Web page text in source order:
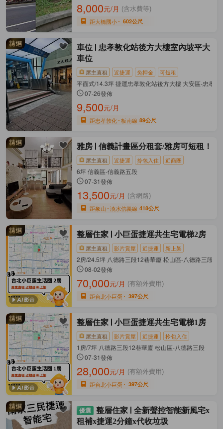
8,000元/月 (含水費等)
距大橋國小 602公尺
車位
忠孝敦化站後方大樓室內坡平大
車位
屋主直租 近捷運 免押金 可短租
平面式/14.3坪 捷運忠孝敦化站後方大樓 大安區-忠孝東
07-26發佈
9,500元/月
距忠孝敦化 板南線 89公尺
雅房 信義計畫區分租套/雅房可短租！
屋主直租 近捷運 拎包入住 近商圈
6坪 信義區-信義路五段
07-31發佈
13,500元/月 (含網路)
距象山 淡水信義線 418公尺
整層住家 小巨蛋捷運共生宅電梯2房
屋主直租 影片賞屋 近捷運 新上架
2房/24.5坪 八德路三段12巷華廈 松山區-八德路三段
08-02發佈
70,000元/月 (有額外費用)
距台北小巨蛋 397公尺
整層住家 小巨蛋捷運共生宅電梯1房
屋主直租 影片賞屋 近捷運 拎包入住
1房/7坪 八德路三段12巷華廈 松山區-八德路三段
07-31發佈
28,000元/月 (有額外費用)
距台北小巨蛋 397公尺
整層住家
全新聲控智能新風宅x
租補x捷運2分鐘x代收垃圾